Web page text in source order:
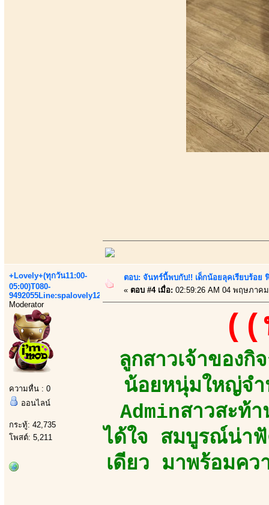
+Lovely+(ทุกวัน11:00-
05:00)T080-
9492055Line:spalovely123
Moderator
ความหื่น : 0
ออนไลน์
กระทู้: 42,735
โพสต์: 5,211
ตอบ: จันทร์นี้พบกับ!! เด็กน้อยลุคเรียบร้อย
« ตอบ #4 เมื่อ: 02:59:26 AM 04 พฤษภาค
((
ลูกสาวเจ้าของ
น้อยหนุ่มใหญ่จ
Adminสาวสะท้
ได้ใจ สมบูรณ์น่า
เดียว มาพร้อมคว